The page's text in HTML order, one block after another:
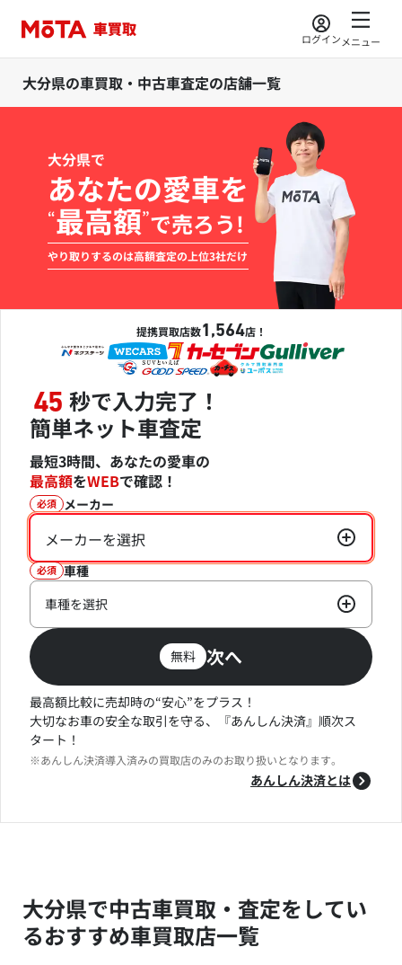
ログインメニュー
大分県の車買取・中古車査定の店舗一覧
大分県で
あなたの愛車を
“最高額”で売ろう!
やり取りするのは高額査定の上位3社だけ
提携買取店数1,564店！
45 秒で入力完了！
簡単ネット車査定
最短3時間、あなたの愛車の
最高額をWEBで確認！
必須 メーカー
メーカーを選択
必須 車種
車種を選択
無料 次へ
最高額比較に売却時の“安心”をプラス！
大切なお車の安全な取引を守る、『あんしん決済』順次ス
タート！
※あんしん決済導入済みの買取店のみのお取り扱いとなります。
あんしん決済とは
大分県で中古車買取・査定をしてい
るおすすめ車買取店一覧